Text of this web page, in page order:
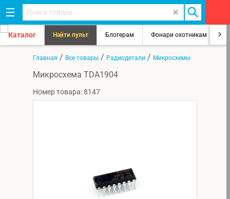
Каталог Найти пульт Блогерам Фонари охотникам
Главная / Все товары / Радиодетали / Микросхемы
Микросхема TDA1904
Номер товара: 8147